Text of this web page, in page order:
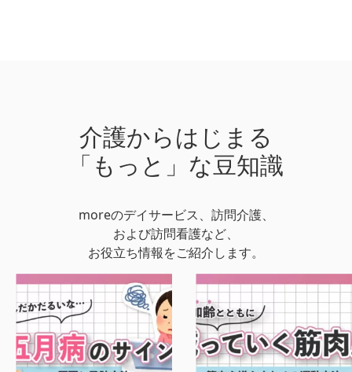
介護からはじまる
「もっと」な豆知識
moreのデイサービス、訪問介護、
および訪問看護など、
お役立ち情報をご紹介します。